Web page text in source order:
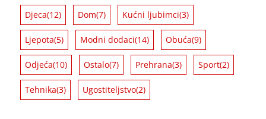
Djeca(12) Dom(7) Kućni ljubimci(3)
Ljepota(5) Modni dodaci(14) Obuća(9)
Odjeća(10) Ostalo(7) Prehrana(3) Sport(2)
Tehnika(3) Ugostiteljstvo(2)